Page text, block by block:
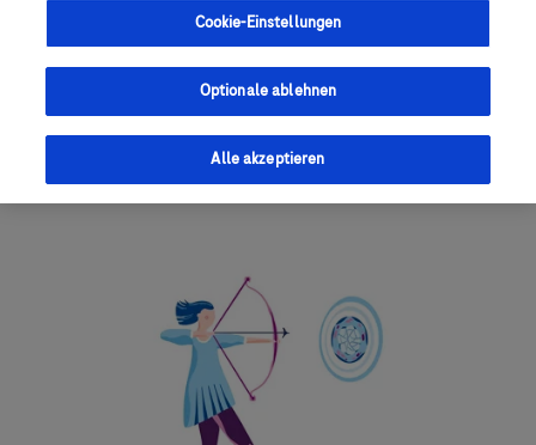
Einladung herunterladen
Cookie-Einstellungen
Optionale ablehnen
Alle akzeptieren